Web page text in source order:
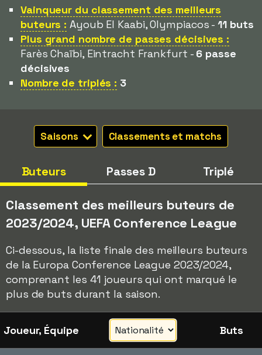
Vainqueur du classement des meilleurs
buteurs : Ayoub El Kaabi, Olympiacos -11 buts
Plus grand nombre de passes décisives :
Farès Chaïbi, Eintracht Frankfurt - 6 passe
décisives
Nombre de triplés : 3
Saisons Classements et matchs
Buteurs Passes D Triplé
Classement des meilleurs buteurs de
2023/2024, UEFA Conference League
Ci-dessous, la liste finale des meilleurs buteurs
de la Europa Conference League 2023/2024,
comprenant les 41 joueurs qui ont marqué le
plus de buts durant la saison.
Joueur, Équipe Buts